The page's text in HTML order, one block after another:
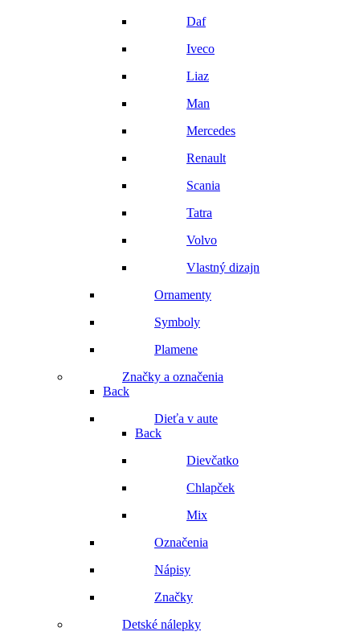
Daf
Iveco
Liaz
Man
Mercedes
Renault
Scania
Tatra
Volvo
Vlastný dizajn
Ornamenty
Symboly
Plamene
Značky a označenia
Back
Dieťa v aute
Back
Dievčatko
Chlapček
Mix
Označenia
Nápisy
Značky
Detské nálepky